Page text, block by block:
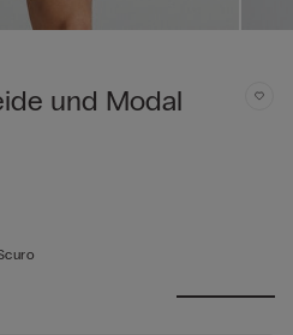
und Modal